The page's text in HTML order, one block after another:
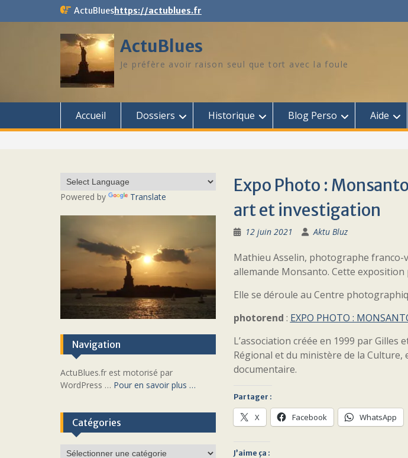
ActuBlueshttps://actublues.fr
ActuBlues
Je préfère avoir raison seul que tort avec la foule
Accueil Dossiers Historique Blog Perso Aide
Expo Photo :
art et investigation
12 juin 2021 Aktu Bluz
Mathieu Asselin, photographe franco-
allemande Monsanto. Cette
Elle se déroule au Centre
photorend : EXPO PHOTO :
L’association créée en 1999 par Gilles
Régional et du ministère de la
documentaire.
Partager :
X Facebook WhatsApp
J’aime ça :
Powered by Translate
Navigation
ActuBlues.fr est motorisé par
WordPress … Pour en savoir plus …
Catégories
Catégories